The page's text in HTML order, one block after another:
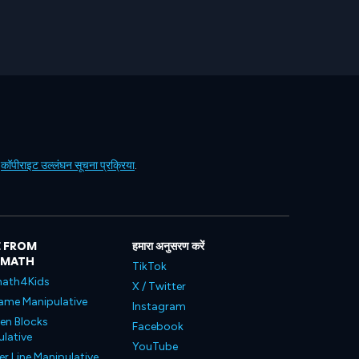
कॉपीराइट उल्लंघन सूचना प्रक्रिया.
FROM
Manipulative
Blocks
हमारा अनुसरण करें
TikTok
X / Twitter
Instagram
Facebook
YouTube